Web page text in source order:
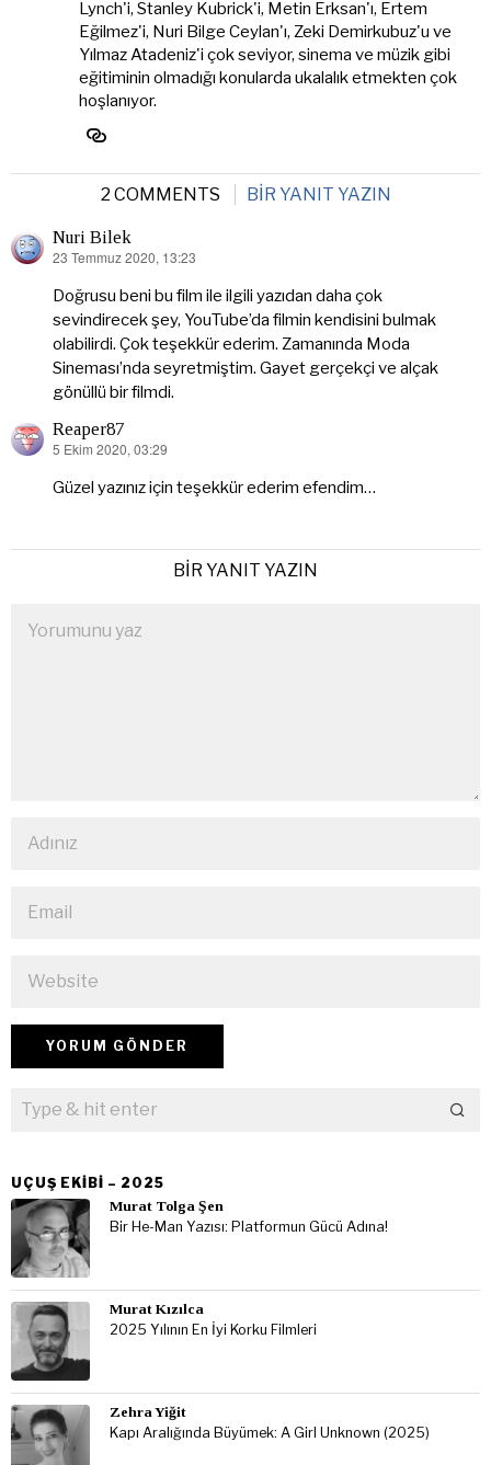
Lynch'i, Stanley Kubrick'i, Metin Erksan'ı, Ertem
Eğilmez'i, Nuri Bilge Ceylan'ı, Zeki Demirkubuz'u ve
Yılmaz Atadeniz'i çok seviyor, sinema ve müzik gibi
eğitiminin olmadığı konularda ukalalık etmekten çok
hoşlanıyor.
2 COMMENTS BIR YANIT YAZIN
Nuri Bilek
dedi
23 Temmuz 2020, 13:23
Doğrusu beni bu film ile ilgili yazıdan daha çok
sevindirecek şey, YouTube’da filmin kendisini bulmak
olabilirdi. Çok teşekkür ederim. Zamanında Moda
Sineması’nda seyretmiştim. Gayet gerçekçi ve alçak
gönüllü bir filmdi.
Reaper87
dedi
5 Ekim 2020, 03:29
Güzel yazınız için teşekkür ederim efendim…
BIR YANIT YAZIN
UÇUŞ EKIBI – 2025
Murat Tolga Şen
Bir He-Man Yazısı: Platformun Gücü Adına!
Murat Kızılca
2025 Yılının En İyi Korku Filmleri
Zehra Yiğit
Kapı Aralığında Büyümek: A Girl Unknown (2025)